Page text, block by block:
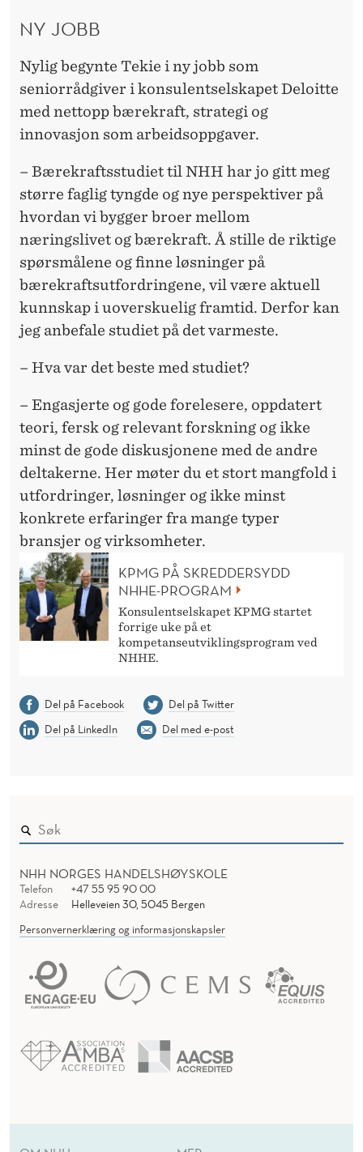
NY JOBB
Nylig begynte Tekie i ny jobb som
seniorrådgiver i konsulentselskapetDeloitte
med nettopp bærekraft, strategi og
innovasjon som arbeidsoppgaver.
– Bærekraftsstudiettil NHH har jo gitt meg
større faglig tyngde og nye perspektiver på
hvordan vi bygger broer mellom
næringslivet og bærekraft. Å stille de riktige
spørsmålene og finne løsninger på
bærekraftsutfordringene, vil være aktuell
kunnskap i uoverskuelig framtid. Derfor kan
jeg anbefale studietpå det varmeste.
– Hva var det beste med studiet?
– Engasjerte og gode forelesere, oppdatert
teori, fersk og relevant forskning og ikke
minst de gode diskusjonene med de andre
deltakerne. Her møter du et stort mangfold i
utfordringer, løsninger og ikke minst
konkrete erfaringer fra mange typer
bransjer og virksomheter.
KPMG PÅ SKREDDERSYDD
NHHE-PROGRAM
Konsulentselskapet KPMG startet
forrige uke på et
kompetanseutviklingsprogram ved
NHHE.
Del på Facebook
Del på Twitter
Del på LinkedIn
Del med e-post
NHH NORGES HANDELSHØYSKOLE
Telefon
+47 55 95 90 00
Adresse
Helleveien 30, 5045 Bergen
Personvernerklæring og informasjonskapsler